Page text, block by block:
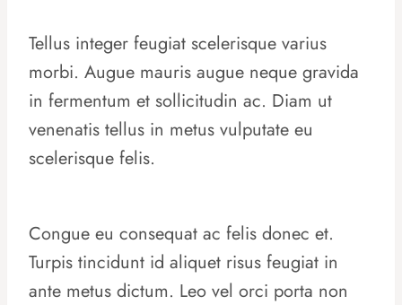
Tellus integer feugiat scelerisque varius
morbi. Augue mauris augue neque gravida
in fermentum et sollicitudin ac. Diam ut
venenatis tellus in metus vulputate eu
scelerisque felis.
Congue eu consequat ac felis donec et.
Turpis tincidunt id aliquet risus feugiat in
ante metus dictum. Leo vel orci porta non